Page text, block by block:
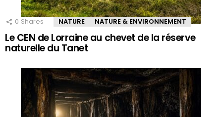
0 Shares NATURE NATURE & ENVIRONNEMENT
Le CEN de Lorraine au chevet de la réserve
naturelle du Tanet